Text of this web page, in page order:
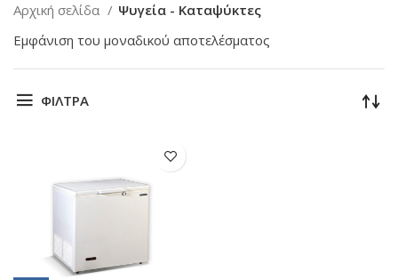
Αρχική σελίδα
Ψυγεία - Καταψύκτες
Εμφάνιση του μοναδικού αποτελέσματος
ΦΙΛΤΡΑ